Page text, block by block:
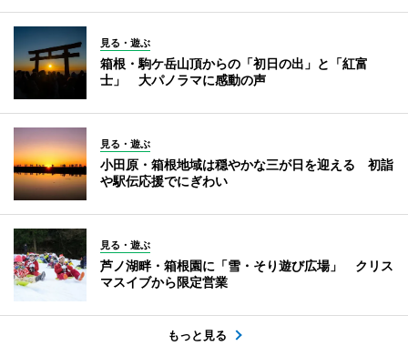
見る・遊ぶ
箱根・駒ケ岳山頂からの「初日の出」と「紅富
士」 大パノラマに感動の声
見る・遊ぶ
小田原・箱根地域は穏やかな三が日を迎える 初詣
や駅伝応援でにぎわい
見る・遊ぶ
芦ノ湖畔・箱根園に「雪・そり遊び広場」 クリス
マスイブから限定営業
もっと見る